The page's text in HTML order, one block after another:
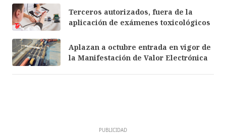
Terceros autorizados, fuera de la
aplicación de exámenes toxicológicos
Aplazan a octubre entrada en vigor de
la Manifestación de Valor Electrónica
PUBLICIDAD